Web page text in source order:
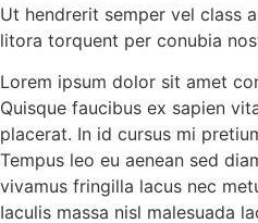
Ut hendrerit semper vel class
litora torquent per conubia
Lorem ipsum dolor sit amet
Quisque faucibus ex sapien
placerat. In id cursus mi
Tempus leo eu aenean sed
vivamus fringilla lacus nec
Iaculis massa nisl malesuada